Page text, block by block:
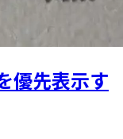
優先表示す